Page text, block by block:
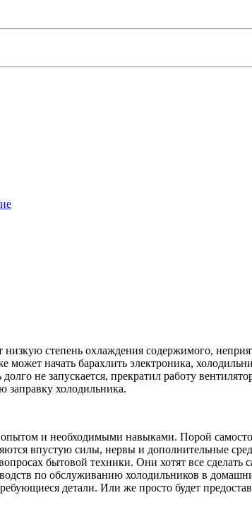
степень охлаждения содержимого,
начать барахлить электроника,
не запускается, прекратил работу
заправку холодильника.
и необходимыми навыками. Порой
впустую силы, нервы и дополнительные
бытовой техники. Они хотят все сделать
по обслуживанию холодильников в
детали. Или же просто будет